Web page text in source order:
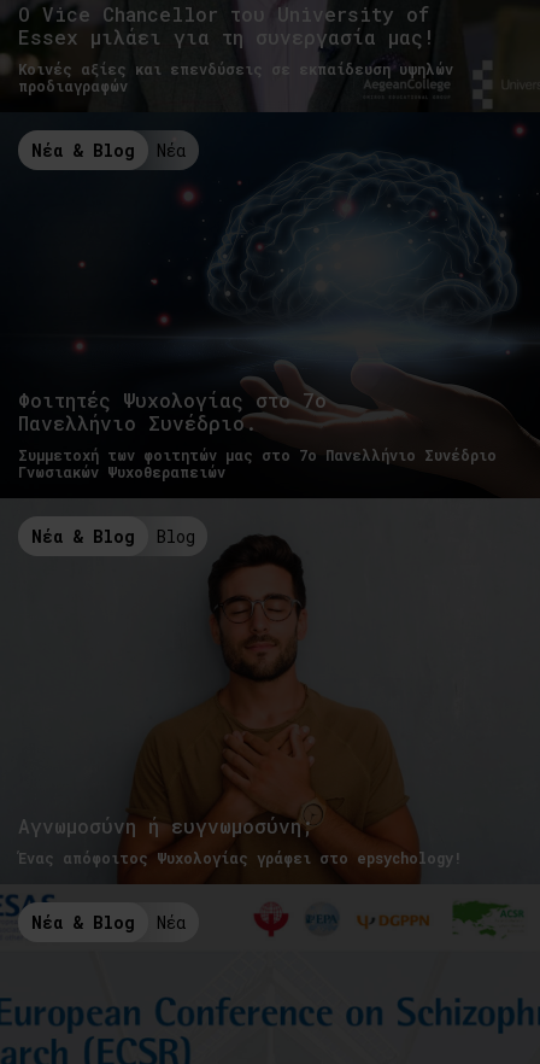
Ο Vice Chancellor του University of
Essex μιλάει για τη συνεργασία μας!
Κοινές αξίες και επενδύσεις σε εκπαίδευση υψηλών
προδιαγραφών
Νέα & Blog Νέα
Φοιτητές Ψυχολογίας στο 7ο
Πανελλήνιο Συνέδριο.
Συμμετοχή των φοιτητών μας στο 7ο Πανελλήνιο Συνέδριο
Γνωσιακών Ψυχοθεραπειών
Νέα & Blog Blog
Αγνωμοσύνη ή ευγνωμοσύνη;
Ένας απόφοιτος Ψυχολογίας γράφει στο epsychology!
Νέα & Blog Νέα